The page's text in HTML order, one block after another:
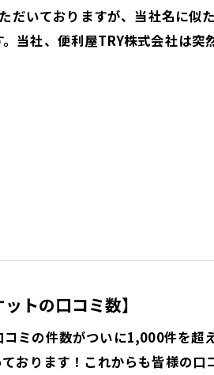
だいておりますが、当社名に似
当社、便利屋TRY株式会社は
トの口コミ数】
コミの件数がついに1,000件を超
おります！これからも皆様の